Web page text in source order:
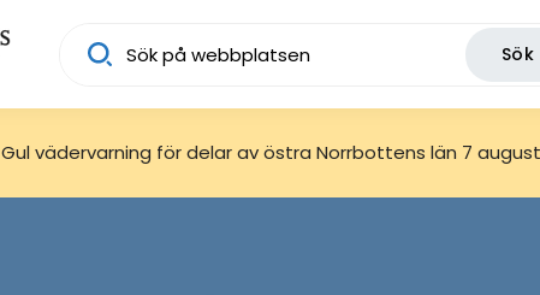
Sök
Gul vädervarning för delar av östra Norrbottens län 7 augusti